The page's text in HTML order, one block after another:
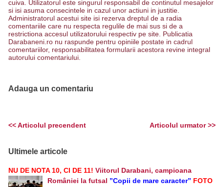
cuiva. Utilizatorul este singurul responsabil de continutul mesajelor
si isi asuma consecintele in cazul unor actiuni in justitie.
Administratorul acestui site isi rezerva dreptul de a radia
comentariile care nu respecta regulile de mai sus si de a
restrictiona accesul utilizatorului respectiv pe site. Publicatia
Darabaneni.ro nu raspunde pentru opiniile postate in cadrul
comentariilor, responsabilitatea formularii acestora revine integral
autorului comentariului.
Adauga un comentariu
Articolul urmator >>
<< Articolul precendent
Ultimele articole
NU DE NOTA 10, CI DE 11! Viitorul Darabani, campioana
României la futsal ”Copii de mare caracter” FOTO